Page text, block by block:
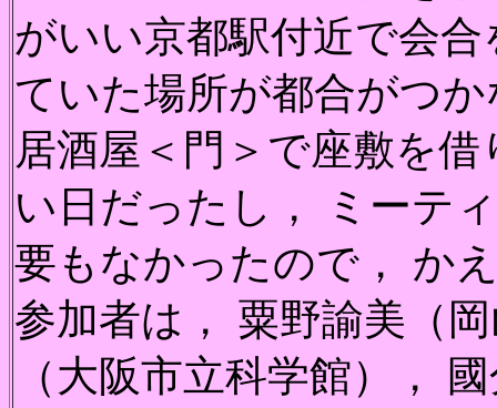
がいい京都駅付近で会
ていた場所が都合がつ
居酒屋＜門＞で座敷を
い日だったし， ミーテ
要もなかったので， か
参加者は， 粟野諭美（
（大阪市立科学館），